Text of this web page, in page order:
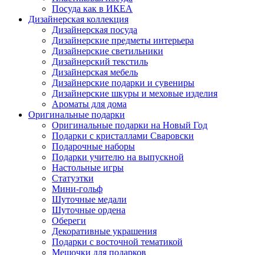
Посуда как в ИКЕА
Дизайнерская коллекция
Дизайнерская посуда
Дизайнерские предметы интерьера
Дизайнерские светильники
Дизайнерский текстиль
Дизайнерская мебель
Дизайнерские подарки и сувениры
Дизайнерские шкуры и меховые изделия
Ароматы для дома
Оригинальные подарки
Оригинальные подарки на Новый Год
Подарки с кристаллами Сваровски
Подарочные наборы
Подарки учителю на выпускной
Настольные игры
Статуэтки
Мини-гольф
Шуточные медали
Шуточные ордена
Обереги
Декоративные украшения
Подарки с восточной тематикой
Мешочки для подарков